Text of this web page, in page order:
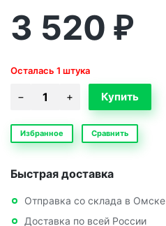
3 520 ₽
Осталась 1 штука
Избранное Сравнить
Быстрая доставка
Отправка со склада в Омске
Доставка по всей России